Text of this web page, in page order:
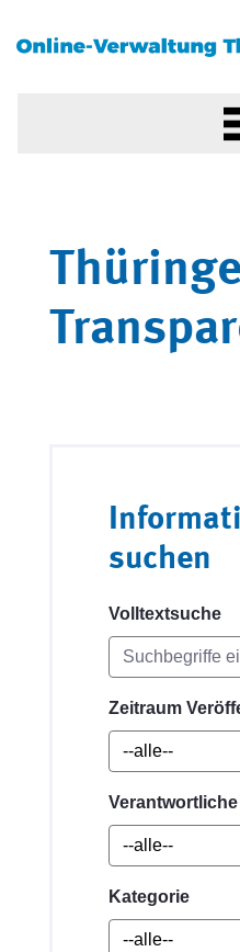
suchen
Volltextsuche
Zeitraum
Kategorie